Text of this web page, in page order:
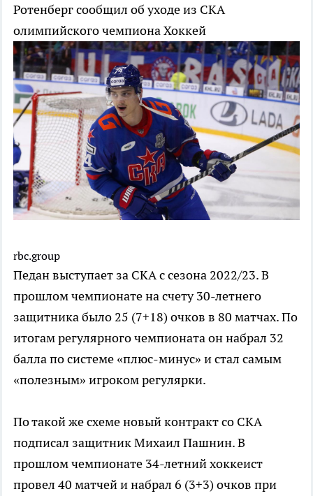
Ротенберг сообщил об уходе из СКА
олимпийского чемпионаХоккей
rbc.group
Педан выступает за СКА с сезона 2022/23. В
прошлом чемпионате на счету 30-летнего
защитника было 25 (7+18) очков в 80 матчах. По
итогам регулярного чемпионата он набрал 32
балла по системе «плюс-минус» и стал самым
«полезным» игроком регулярки.
По такой же схеме новый контракт со СКА
подписал защитник Михаил Пашнин. В
прошлом чемпионате 34-летний хоккеист
провел 40 матчей и набрал 6 (3+3) очков при